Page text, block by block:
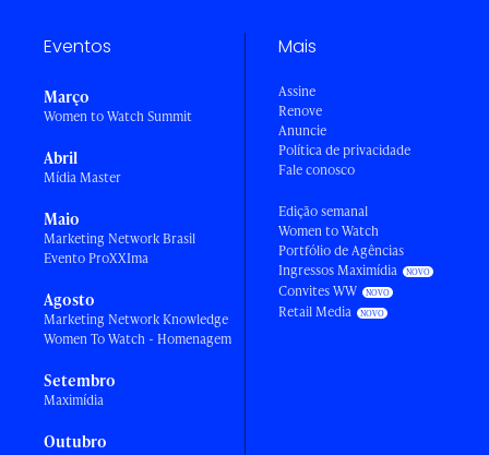
Eventos
Março
Women to Watch Summit
Abril
Mídia Master
Maio
Marketing Network Brasil
Evento ProXXIma
Agosto
Marketing Network Knowledge
Women To Watch - Homenagem
Setembro
Maximídia
Outubro
Mais
Assine
Renove
Anuncie
Política de privacidade
Fale conosco
Edição semanal
Women to Watch
Portfólio de Agências
Ingressos Maximídia
Convites WW
Retail Media